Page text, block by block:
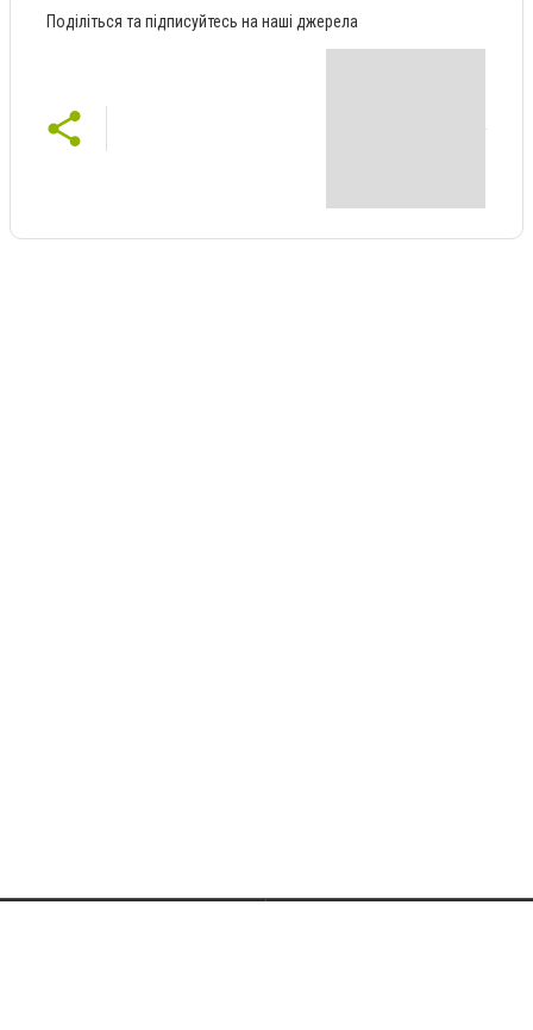
Поділіться та підписуйтесь на наші джерела